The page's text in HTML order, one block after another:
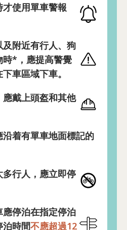
才使用單車警報
附近有行人、狗
時*，應提高警覺
車區域下車。
戴上頭盔和其他
着有單車地面標記的
行人，應立即停
停泊在指定停泊
泊時間不應超過12